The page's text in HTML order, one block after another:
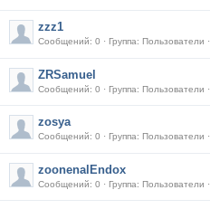
zzz1
Сообщений: 0 · Группа: Пользователи ·
ZRSamuel
Сообщений: 0 · Группа: Пользователи ·
zosya
Сообщений: 0 · Группа: Пользователи ·
zoonenalEndox
Сообщений: 0 · Группа: Пользователи ·